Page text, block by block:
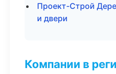
Проект-Строй
и двери
Компании в